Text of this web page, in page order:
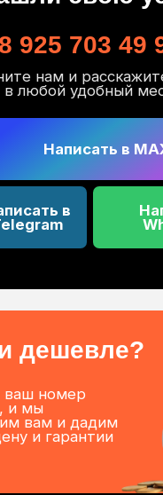
мы производитель
в любой Умный дом
( пульт ДУ,
выключатель, WiFi,
в любой цвет по
продукцию до 5 лет
шторы с
электроприводом — это
обычные
рассеянный свет, а
света.
накручивается на ролик
помощью электропривода,
дистанционно. Наши
шторы обеспечат
помещении.